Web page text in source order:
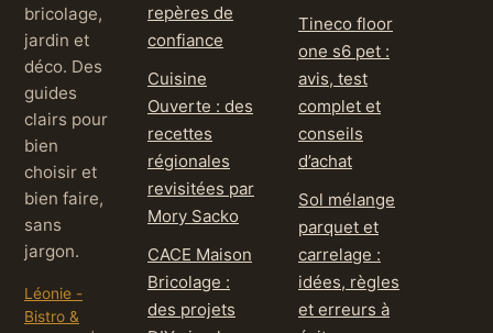
bricolage,
jardin et
déco. Des
guides
clairs pour
bien
choisir et
bien faire,
sans
jargon.
Léonie -
Bistro &
repères de
confiance
Cuisine
Ouverte : des
recettes
régionales
revisitées par
Mory Sacko
CACE Maison
Bricolage :
des projets
Tineco floor
one s6 pet :
avis, test
complet et
conseils
d’achat
Sol mélange
parquet et
carrelage :
idées, règles
et erreurs à